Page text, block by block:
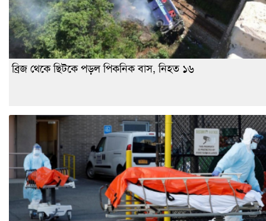
ব্রিজ থেকে ছিটকে পড়ল পিকনিক বাস, নিহত ১৬